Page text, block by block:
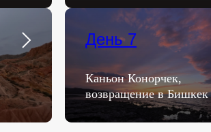
День 7
Каньон Конорчек,
возвращение в Бишкек